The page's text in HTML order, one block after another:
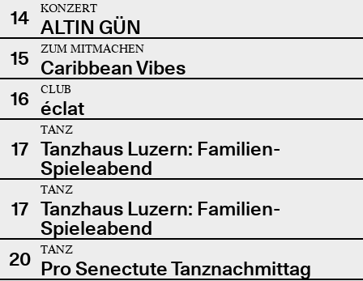
14
KONZERT
ALTIN GÜN
15
ZUM MITMACHEN
Caribbean Vibes
16
CLUB
éclat
17
TANZ
Tanzhaus Luzern: Familien-
Spieleabend
17
TANZ
Tanzhaus Luzern: Familien-
Spieleabend
20
TANZ
Pro Senectute Tanznachmittag